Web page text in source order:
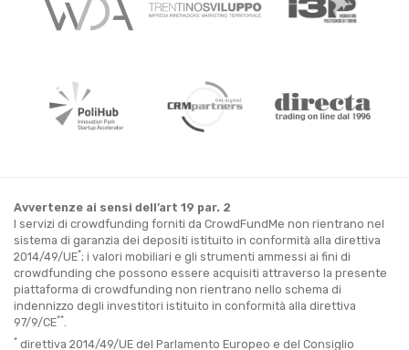
Avvertenze ai sensi dell’art 19 par. 2
I servizi di crowdfunding forniti da CrowdFundMe non rientrano nel
sistema di garanzia dei depositi istituito in conformità alla direttiva
2014/49/UE*; i valori mobiliari e gli strumenti ammessi ai fini di
crowdfunding che possono essere acquisiti attraverso la presente
piattaforma di crowdfunding non rientrano nello schema di
indennizzo degli investitori istituito in conformità alla direttiva
97/9/CE**
* direttiva 2014/49/UE del Parlamento Europeo e del Consiglio